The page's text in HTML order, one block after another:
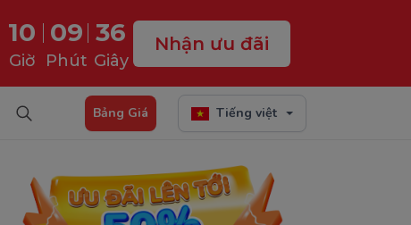
10
Giờ
09
Phút
35
Giây
Nhận ưu đãi
Bảng Giá Tiếng việt